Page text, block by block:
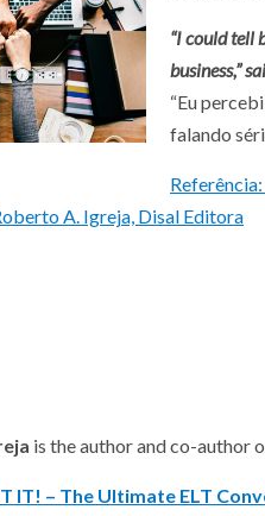
“I could tell
business,”
“Eu
falando
Referência:
A. Igreja, Disal Editora
is the author and co-author
IT! – The Ultimate ELT